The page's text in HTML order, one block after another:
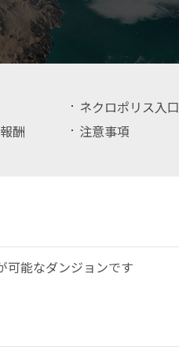
ネクロポリス入口
酬 注意事項
可能なダンジョンです